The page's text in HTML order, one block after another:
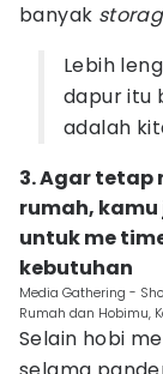
banyak
Lebih
dapur itu
adalah
3. Agar
rumah,
untuk me
kebutuhan
Media Gathering -
Rumah dan Hobimu,
Selain hobi